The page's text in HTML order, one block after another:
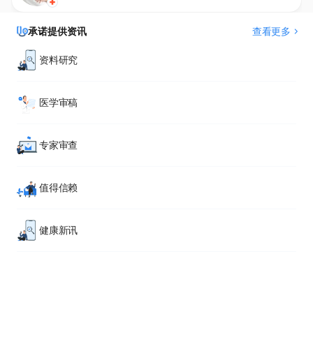
查看更多
承诺提供资讯
资料研究
医学审稿
专家审查
值得信赖
健康新讯